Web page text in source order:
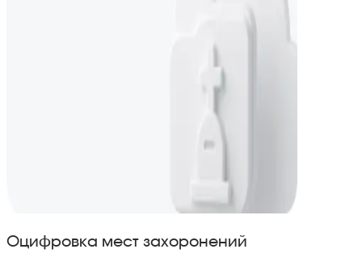
Оцифровка мест захоронений